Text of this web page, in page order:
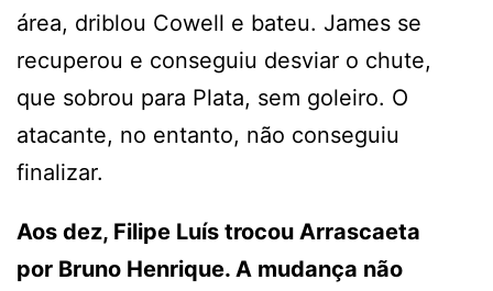
área, driblou Cowell e bateu. James se
recuperou e conseguiu desviar o chute,
que sobrou para Plata, sem goleiro. O
atacante, no entanto, não conseguiu
finalizar.
Aos dez, Filipe Luís trocou Arrascaeta
por Bruno Henrique. A mudança não